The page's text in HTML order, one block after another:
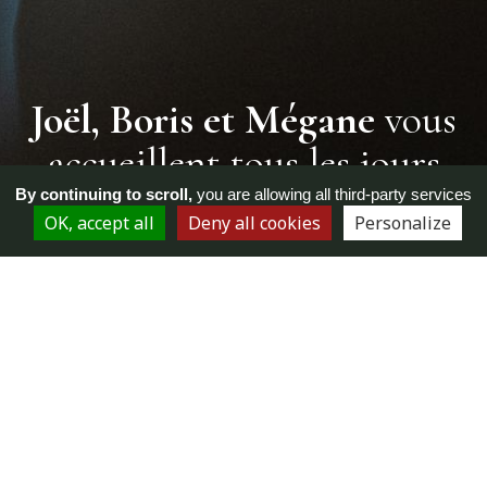
Joël, Boris et Mégane vous
accueillent tous les jours
avec pour seule
préoccupation de vous faire
By continuing to scroll, you are allowing all third-party services
OK, accept all Deny all cookies Personalize